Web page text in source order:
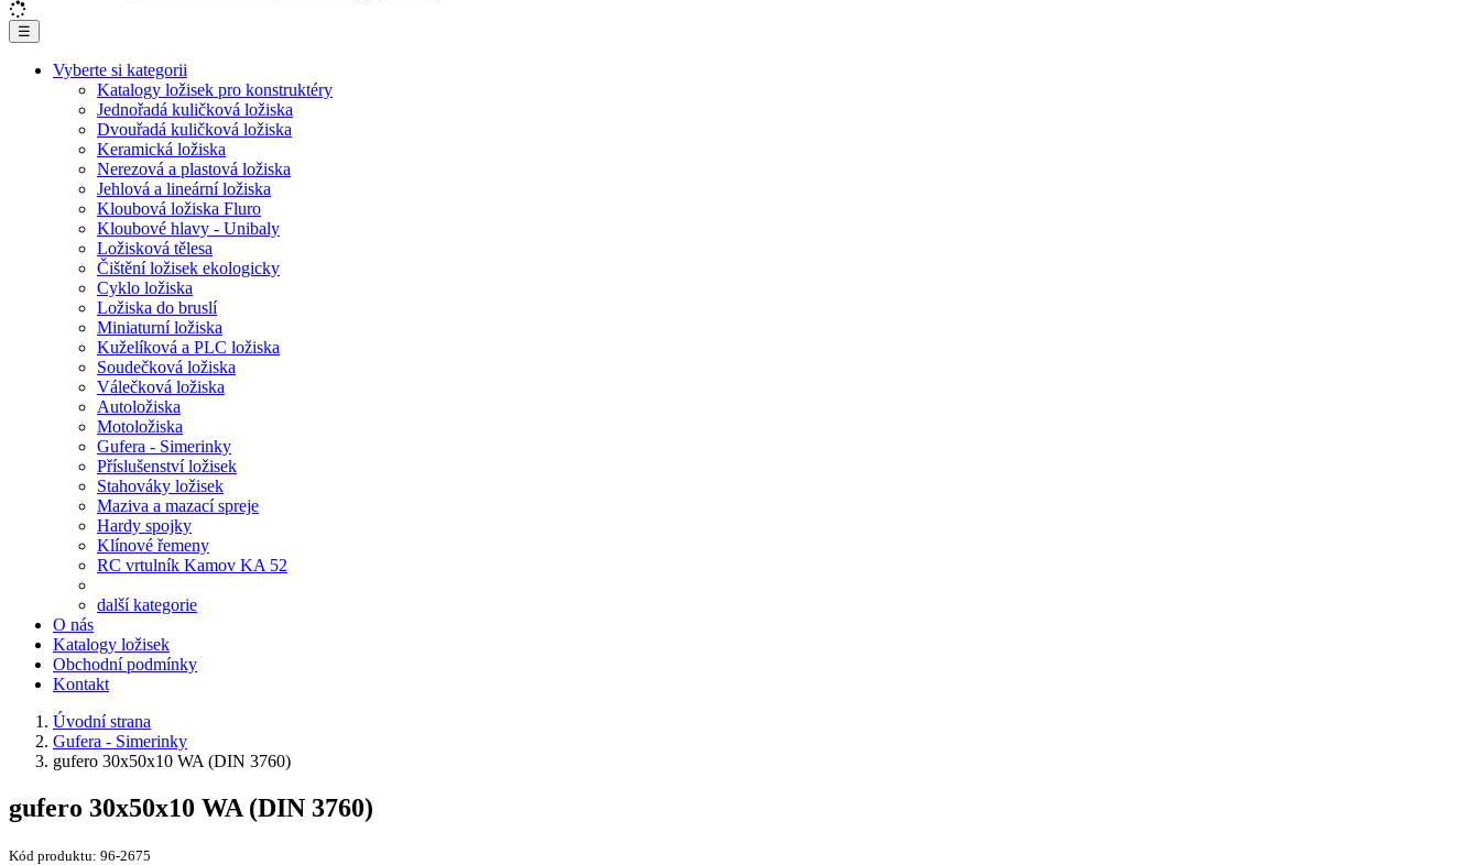
☰
Vyberte si kategorii
Katalogy ložisek pro konstruktéry
Jednořadá kuličková ložiska
Dvouřadá kuličková ložiska
Keramická ložiska
Nerezová a plastová ložiska
Jehlová a lineární ložiska
Kloubová ložiska Fluro
Kloubové hlavy - Unibaly
Ložisková tělesa
Čištění ložisek ekologicky
Cyklo ložiska
Ložiska do bruslí
Miniaturní ložiska
Kuželíková a PLC ložiska
Soudečková ložiska
Válečková ložiska
Autoložiska
Motoložiska
Gufera - Simerinky
Příslušenství ložisek
Stahováky ložisek
Maziva a mazací spreje
Hardy spojky
Klínové řemeny
RC vrtulník Kamov KA 52
další kategorie
O nás
Katalogy ložisek
Obchodní podmínky
Kontakt
Úvodní strana
Gufera - Simerinky
gufero 30x50x10 WA (DIN 3760)
gufero 30x50x10 WA (DIN 3760)
Kód produktu: 96-2675